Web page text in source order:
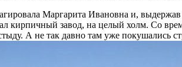
Маргарита Ивановна и, выдержав
кирпичный завод, на целый холм. Со
А не так давно там уже покушались